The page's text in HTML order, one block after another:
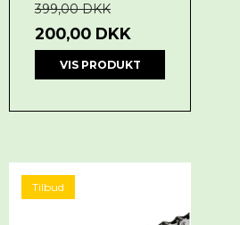
399,00 DKK
200,00 DKK
VIS PRODUKT
Tilbud